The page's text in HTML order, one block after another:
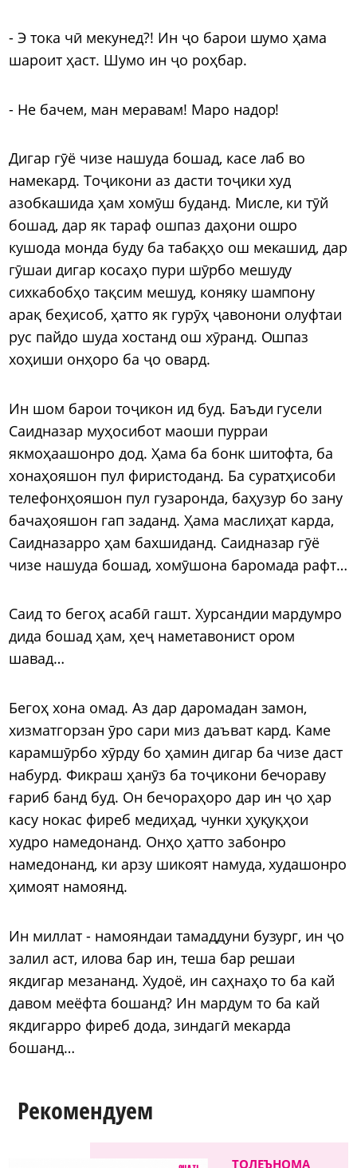
- Э тока чӣ мекунед?! Ин ҷо барои шумо ҳама
шароит ҳаст. Шумо ин ҷо роҳбар.
- Не бачем, ман меравам! Маро надор!
Дигар гӯё чизе нашуда бошад, касе лаб во
намекард. Тоҷикони аз дасти тоҷики худ
азобкашида ҳам хомӯш буданд. Мисле, ки тӯй
бошад, дар як тараф ошпаз даҳони ошро
кушода монда буду ба табақҳо ош мекашид, дар
гӯшаи дигар косаҳо пури шӯрбо мешуду
сихкабобҳо тақсим мешуд, коняку шампону
арақ беҳисоб, ҳатто як гурӯҳ ҷавонони олуфтаи
рус пайдо шуда хостанд ош хӯранд. Ошпаз
хоҳиши онҳоро ба ҷо овард.
Ин шом барои тоҷикон ид буд. Баъди гусели
Саидназар муҳосибот маоши пурраи
якмоҳаашонро дод. Ҳама ба бонк шитофта, ба
хонаҳояшон пул фиристоданд. Ба суратҳисоби
телефонҳояшон пул гузаронда, баҳузур бо зану
бачаҳояшон гап заданд. Ҳама маслиҳат карда,
Саидназарро ҳам бахшиданд. Саидназар гӯё
чизе нашуда бошад, хомӯшона баромада рафт…
Саид то бегоҳ асабӣ гашт. Хурсандии мардумро
дида бошад ҳам, ҳеҷ наметавонист ором
шавад…
Бегоҳ хона омад. Аз дар даромадан замон,
хизматгорзан ӯро сари миз даъват кард. Каме
карамшӯрбо хӯрду бо ҳамин дигар ба чизе даст
набурд. Фикраш ҳанӯз ба тоҷикони бечораву
ғариб банд буд. Он бечораҳоро дар ин ҷо ҳар
касу нокас фиреб медиҳад, чунки ҳуқуқҳои
худро намедонанд. Онҳо ҳатто забонро
намедонанд, ки арзу шикоят намуда, худашонро
ҳимоят намоянд.
Ин миллат - намояндаи тамаддуни бузург, ин ҷо
залил аст, илова бар ин, теша бар решаи
якдигар мезананд. Худоё, ин саҳнаҳо то ба кай
давом меёфта бошанд? Ин мардум то ба кай
якдигарро фиреб дода, зиндагӣ мекарда
бошанд…
Рекомендуем
ТОЛЕЪНОМА